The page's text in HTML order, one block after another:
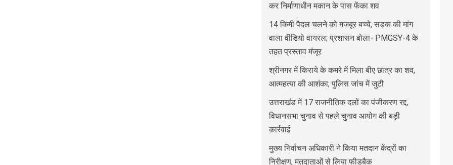
कर निर्माणाधीन मकान के पास फेंका शव
14 किमी पैदल चलने को मजबूर बच्चे, सड़क की मांग
वाला वीडियो वायरल; प्रशासन बोला- PMGSY-4 के
तहत प्रस्ताव मंजूर
श्रीनगर में किराये के कमरे में मिला बीए छात्र का शव,
आत्महत्या की आशंका; पुलिस जांच में जुटी
उत्तराखंड में 17 राजनीतिक दलों का पंजीकरण रद्द,
विधानसभा चुनाव से पहले चुनाव आयोग की बड़ी
कार्रवाई
मुख्य निर्वाचन अधिकारी ने किया मतदान केंद्रों का
निरीक्षण, मतदाताओं से लिया फीडबैक